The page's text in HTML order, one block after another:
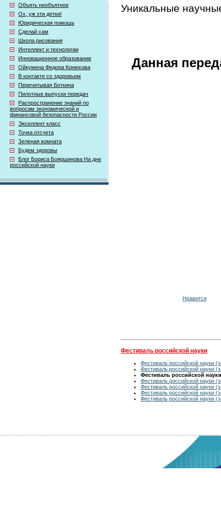
Объять необъятное
Ох, уж эти детки!
Юридическая помощь
Сделай сам
Школа рисования
Интеллект и технологии
Инновационное образование
Ойкумена Федора Конюхова
В контакте со здоровьем
Перечитывая Боткина
Пилотные выпуски передач
Распространение знаний по
вопросам экономической и
финансовой безопасности России
Экселлент класс
Точка отсчета
Зеленая комната
Будем здоровы
Блог Бориса Бояршинова На дне
российской науки
Уникальные
Данная
Нравится
Фестиваль российской науки
Фестиваль российской науки
Фестиваль российской науки
Фестиваль российской
Фестиваль российской науки
Фестиваль российской науки
Фестиваль российской науки
Фестиваль российской науки